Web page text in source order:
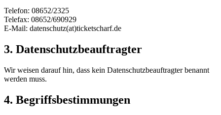
Telefon: 08652/2325
Telefax: 08652/690929
E-Mail: datenschutz(at)ticketscharf.de
3. Datenschutzbeauftragter
Wir weisen darauf hin, dass kein Datenschutzbeauftragter benannt
werden muss.
4. Begriffsbestimmungen